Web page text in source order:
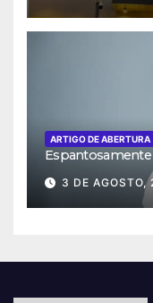
ARTIGO DE ABERTURA
Espantosamente
3 DE